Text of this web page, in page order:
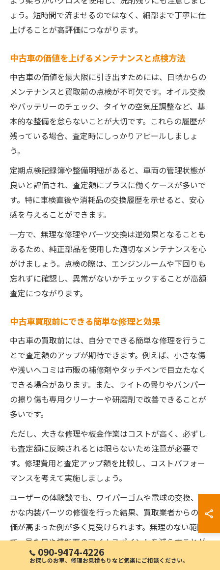
ょう。短時間で済ませるのではなく、細部まで丁寧に仕
上げることが高評価につながります。
中古車の価値を上げるメンテナンスと点検方法
中古車の価値を最大限に引き出すためには、日頃からの
メンテナンスと買取前の点検が不可欠です。オイル交換
やバッテリーのチェック、タイヤの空気圧調整など、基
本的な整備を怠らないことが大切です。これらの履歴が
残っている場合、査定時にしっかりアピールしましょ
う。
定期点検記録簿や整備明細があると、車両の管理状態が
良いと評価され、査定額にプラスに働くケースが多いで
す。特に車検直後や消耗品の交換履歴を示せると、安心
感を与えることができます。
一方で、無理な修理やパーツ交換は逆効果となることも
あるため、純正部品を使用した適切なメンテナンスを心
がけましょう。点検の際は、エンジンルームや下回りも
忘れずに確認し、異常がないかチェックすることが高額
査定につながります。
中古車買取前にできる簡単な修理と効果
中古車の買取前には、自分でできる簡単な修理を行うこ
とで査定額のアップが期待できます。例えば、小さな傷
や浅いヘコミは市販の補修剤やタッチペンで目立たなく
できる場合があります。また、ライトの曇りやバンパー
の擦り傷も専用クリーナーや研磨剤で改善できることが
多いです。
ただし、大きな修理や板金作業はコストが高く、必ずし
も査定額に反映されるとは限らないため注意が必要で
す。修理費用と査定アップ額を比較し、コストパフォー
マンスを考えて実施しましょう。
ユーザーの体験談でも、ワイパーゴムや電球の交換、細
かな内装パーツの修復を行った結果、買取業者からの評
価が高まった例が多く見受けられます。無理のない範囲
で、見た目や機能面のマイナスポイントを減らすことが
大切です。090-9474-4226
お探しのお車、修理お見積もりなど気楽にご相談ください。